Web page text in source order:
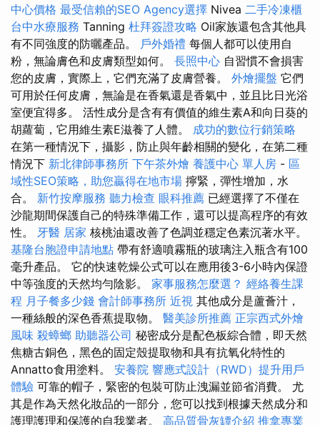
中心價格 最受信賴的SEO Agency選擇 Nivea 二手冷凍櫃
台中水療服務 Tanning 杜拜簽證攻略 Oil家族還包含其他具
有不同強度的防曬產品。 戶外婚禮 每個人都可以使用自
粉，無論膚色和皮膚類型如何。 長照中心 自習慣不會損害
您的皮膚，實際上，它們充滿了皮膚營養。 外燴擺盤 它們
可用於任何皮膚，無論是在香氣還是香氣中，並且比日光浴
室便宜得多。 活性成分是含有有價值的維生素A和向日葵的
胡蘿蔔，它用維生素E滋養了人體。 成功的數位行銷策略
在第一種情況下，攝影，防止與年齡相關的變化，在第二種
情況下 新北律師事務所 下午茶外燴 養護中心 單人房 - 區
域性SEO策略，助您贏得在地市場 擰緊，彈性增加，水
合。 新竹按摩服務 聽力檢查 眼科推薦 已經選擇了不僅在
沙龍期間保護自己的特殊準備工作，還可以提高程序的有效
性。 牙醫 居家 核桃油還改善了色調並穩定色素沉著水平。
基隆台胞證申請地點 帶有舒適噴霧瓶的玻璃注入瓶含有100
毫升產品。 它的快速乾燥公式可以在應用後3-6小時內保證
中等強度的天然均勻陰影。 家事服務怎麼選？ 經絡養生課
程 月子餐多少錢 會計師事務所 近視 其他成分是蘆薈汁，
一種絲般的深色香蕉提取物。 醫美診所推薦 正宗西式外燴
風味 殺蟑螂 助聽器公司 秘密成分是配色板綜合體，即天然
焦糖古銅色，黑色的固定殼提取物和具有抗氧化特性的
Annatto食用塗料。 安養院 響應式設計（RWD）提升用戶
體驗 可靠的帽子，緊密的包裝可防止洩漏並節省消費。 尤
其是作為天然化妝品的一部分，您可以找到根據天然成分和
護理護理和保護的自我業者。 高品質骨灰罈介紹 推拿專業